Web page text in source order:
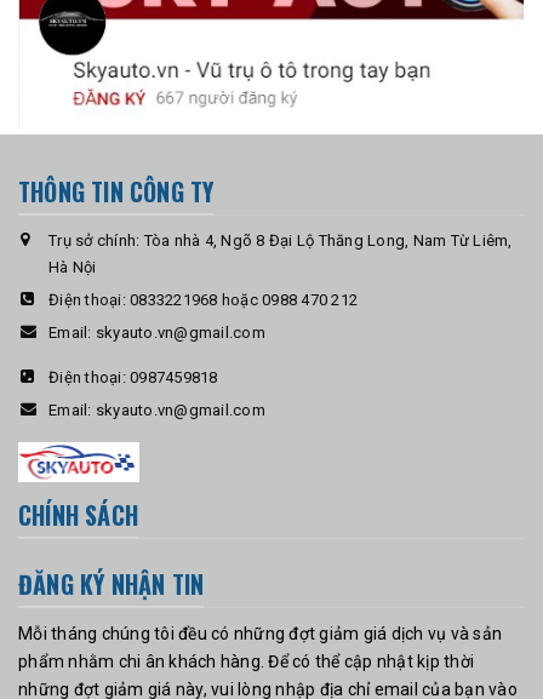
THÔNG TIN CÔNG TY
Trụ sở chính: Tòa nhà 4, Ngõ 8 Đại Lộ Thăng Long, Nam Từ Liêm,
Hà Nội
Điện thoại: 0833221968 hoặc 0988 470 212
Email: skyauto.vn@gmail.com
Điện thoại: 0987459818
Email: skyauto.vn@gmail.com
CHÍNH SÁCH
ĐĂNG KÝ NHẬN TIN
Mỗi tháng chúng tôi đều có những đợt giảm giá dịch vụ và sản
phẩm nhằm chi ân khách hàng. Để có thể cập nhật kịp thời
những đợt giảm giá này, vui lòng nhập địa chỉ email của bạn vào